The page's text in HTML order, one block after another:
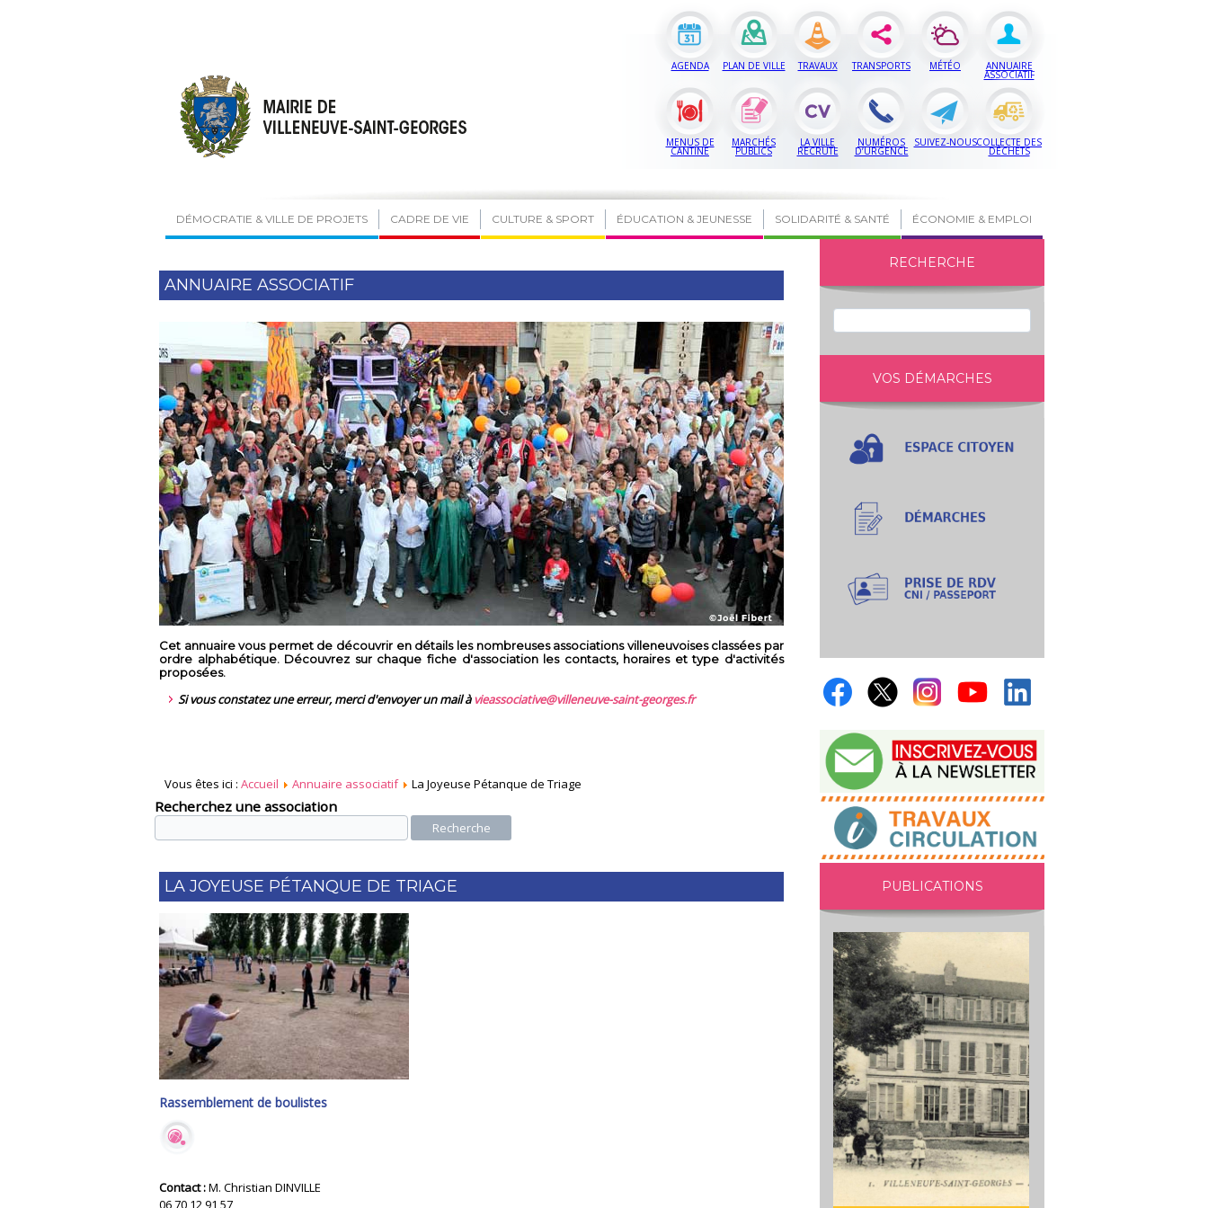
AGENDA PLAN DE VILLE TRAVAUX TRANSPORTS MÉTÉO ANNUAIRE
ASSOCIATIF
MENUS DE
CANTINE
MARCHÉS
PUBLICS
LA VILLE
RECRUTE
NUMÉROS
D’URGENCE
SUIVEZ-NOUSCOLLECTE DES
DÉCHETS
DÉMOCRATIE & VILLE DE PROJETS CADRE DE VIE CULTURE & SPORT ÉDUCATION & JEUNESSE SOLIDARITÉ & SANTÉ ÉCONOMIE & EMPLOI
ANNUAIRE ASSOCIATIF
Cet annuaire vous permet de découvrir en détails les nombreuses associations villeneuvoises classées par
ordre alphabétique. Découvrez sur chaque fiche d'association les contacts, horaires et type d'activités
proposées.
Si vous constatez une erreur, merci d'envoyer un mail àvieassociative@villeneuve-saint-georges.fr
Vous êtes ici : Accueil Annuaire associatif La Joyeuse Pétanque de Triage
Recherchez une association
Recherche
LA JOYEUSE PÉTANQUE DE TRIAGE
Rassemblement de boulistes
Contact :M. Christian DINVILLE
06 70 12 91 57
RECHERCHE
VOS DÉMARCHES
PUBLICATIONS